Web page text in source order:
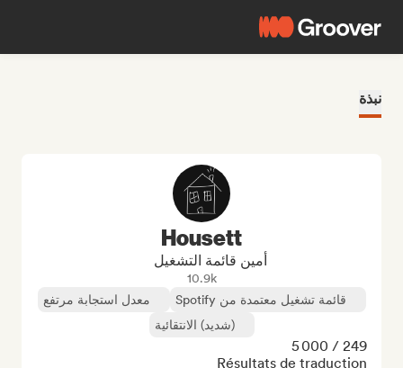
نبذة
Housett
أمين قائمة التشغيل
10.9k
قائمة تشغيل معتمدة من Spotify
معدل استجابة مرتفع
(شديد) الانتقائية